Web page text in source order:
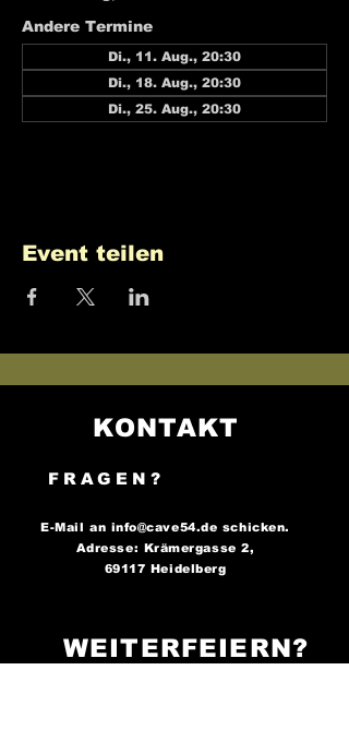
Andere Termine
Di., 11. Aug., 20:30
Di., 18. Aug., 20:30
Di., 25. Aug., 20:30
Event teilen
KONTAKT
FRAGEN?
E-Mail an info@cave54.de schicken.
Adresse: Krämergasse 2,
69117 Heidelberg
WEITERFEIERN?